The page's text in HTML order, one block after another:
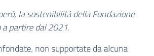
la sostenibilità della Fondazione
partire dal 2021.
non supportate da alcuna